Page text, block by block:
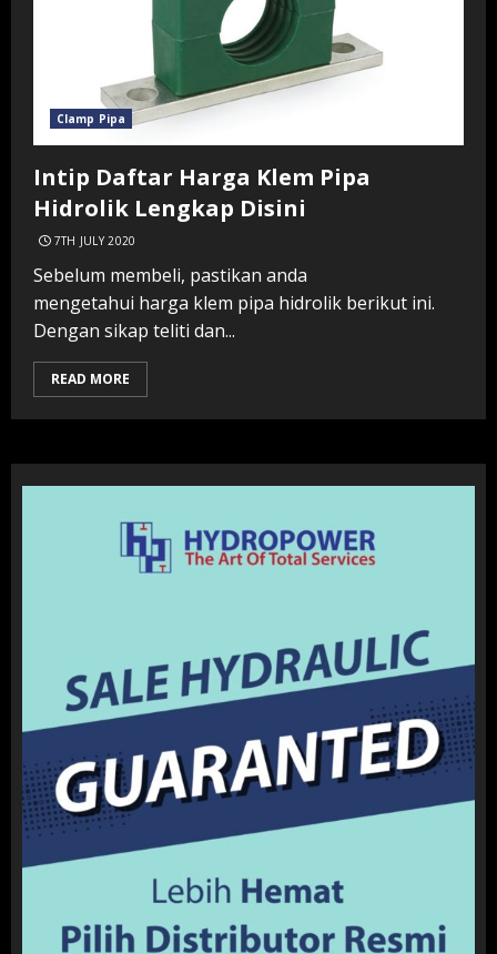
Clamp Pipa
Intip Daftar Harga Klem Pipa
Hidrolik Lengkap Disini
7TH JULY 2020
Sebelum membeli, pastikan anda
mengetahui harga klem pipa hidrolik berikut ini.
Dengan sikap teliti dan...
READ MORE